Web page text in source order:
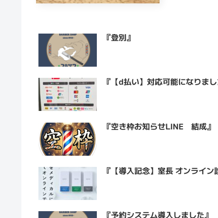
『登別』
『【d払い】対応可能になりまし
『空き枠お知らせLINE 結成』
『【導入記念】室長 オンライン
『予約システム導入しました』